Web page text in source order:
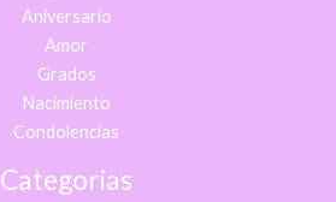
Aniversario
Amor
Grados
Nacimiento
Condolencias
Categorias